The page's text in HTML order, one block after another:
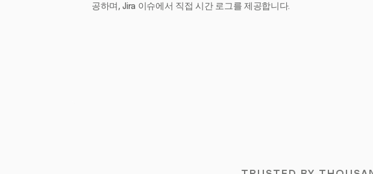
공하며, Jira 이슈에서 직접 시간 로그를 제공합니다.